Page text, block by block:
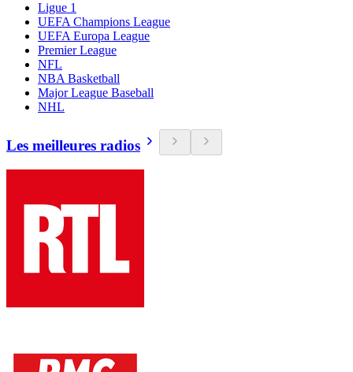
Ligue 1
UEFA Champions League
UEFA Europa League
Premier League
NFL
NBA Basketball
Major League Baseball
NHL
Les meilleures radios